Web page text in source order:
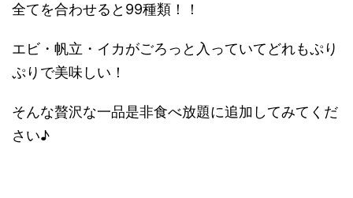
全てを合わせると99種類！！
エビ・帆立・イカがごろっと入っていてどれもぷり
ぷりで美味しい！
そんな贅沢な一品是非食べ放題に追加してみてくだ
さい♪